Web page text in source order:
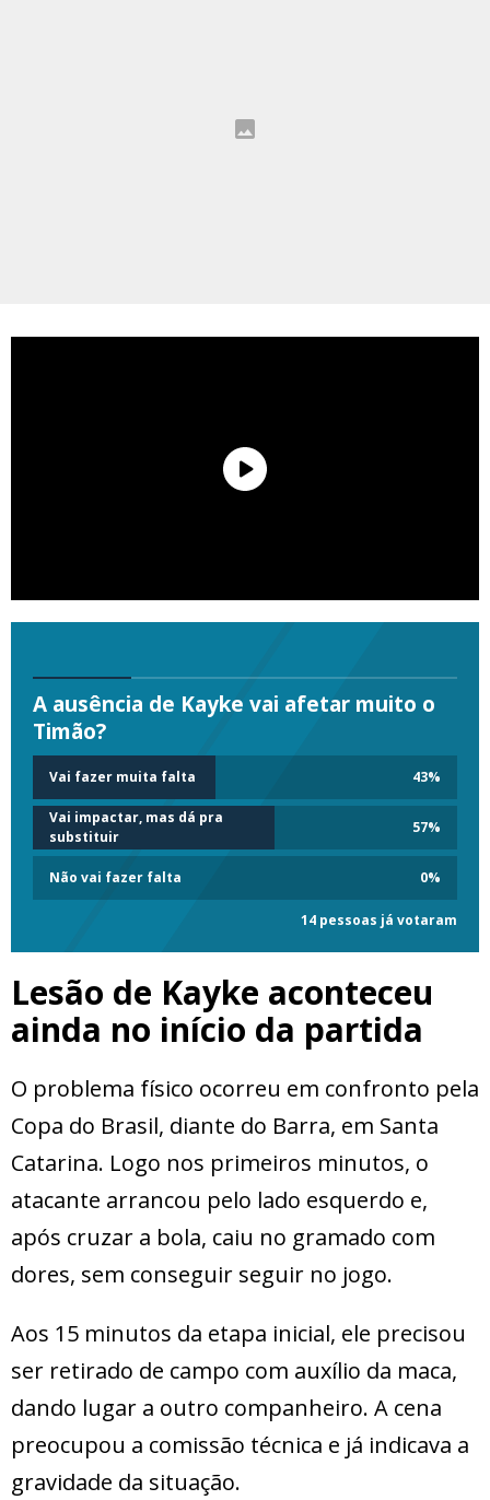
A ausência de Kayke vai afetar muito o
Timão?
Vai fazer muita falta 43%
Vai impactar, mas dá pra
substituir
57%
Não vai fazer falta 0%
14 pessoas já votaram
Lesão de Kayke aconteceu
ainda no início da partida
O problema físico ocorreu em confronto pela
Copa do Brasil, diante do Barra, em Santa
Catarina. Logo nos primeiros minutos, o
atacante arrancou pelo lado esquerdo e,
após cruzar a bola, caiu no gramado com
dores, sem conseguir seguir no jogo.
Aos 15 minutos da etapa inicial, ele precisou
ser retirado de campo com auxílio da maca,
dando lugar a outro companheiro. A cena
preocupou a comissão técnica e já indicava a
gravidade da situação.